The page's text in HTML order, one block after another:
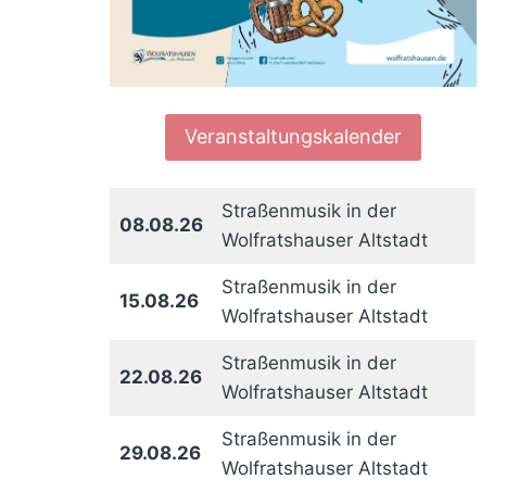
Veranstaltungskalender
08.08.26
Straßenmusik in der
Wolfratshauser Altstadt
15.08.26
Straßenmusik in der
Wolfratshauser Altstadt
22.08.26
Straßenmusik in der
Wolfratshauser Altstadt
29.08.26
Straßenmusik in der
Wolfratshauser Altstadt